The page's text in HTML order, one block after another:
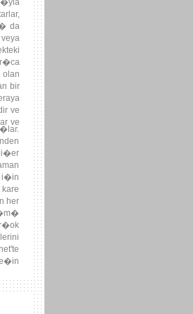
da
bir
ve
ve
i�in
her